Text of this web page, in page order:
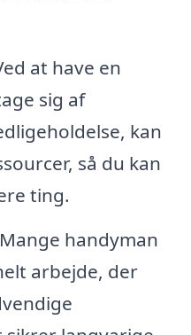
at have en
sig af
kan
så du kan
ting.
Mange handyman
arbejde, der